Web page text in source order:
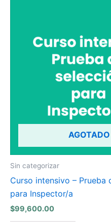
AGOTADO
Sin categorizar
Curso intensivo – Prueba
para Inspector/a
$99,600.00